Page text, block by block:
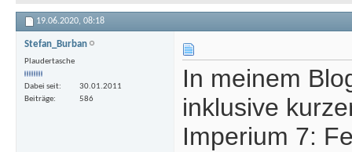
19.06.2020, 08:18
Stefan_Burban
Plaudertasche
Dabei seit
30.01.2011
Beiträge
586
In meinem
inklusive
Imperium 7: